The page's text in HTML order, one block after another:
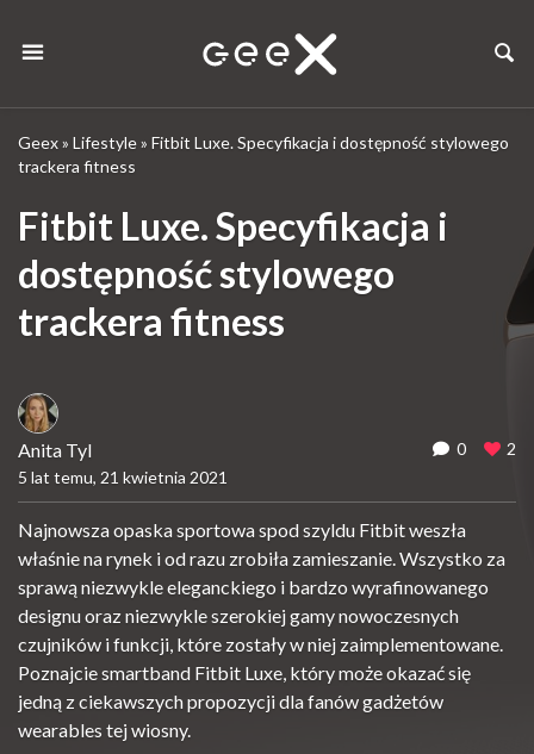
Geex» Lifestyle» Fitbit Luxe. Specyfikacja i dostępność stylowego
trackera fitness
Fitbit Luxe. Specyfikacja i
dostępność stylowego
trackera fitness
Anita Tyl
5 lat temu, 21 kwietnia 2021
0 2
Najnowsza opaska sportowa spod szyldu Fitbit weszła
właśnie na rynek i od razu zrobiła zamieszanie. Wszystko za
sprawą niezwykle eleganckiego i bardzo wyrafinowanego
designu oraz niezwykle szerokiej gamy nowoczesnych
czujników i funkcji, które zostały w niej zaimplementowane.
Poznajcie smartband Fitbit Luxe, który może okazać się
jedną z ciekawszych propozycji dla fanów gadżetów
wearables tej wiosny.